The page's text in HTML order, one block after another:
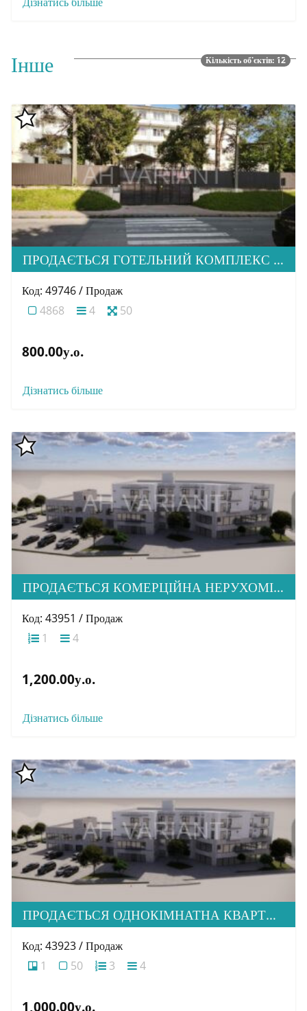
Інше Кількість об'єктів: 12
ПРОДАЄТЬСЯ ГОТЕЛЬНИЙ КОМПЛЕКС З ВЕЛИКОЮ ЗЕМЕЛЬНОЮ ДІЛЯНКОЮ РЕКРЕАЦІЙНОГО ПРИЗНАЧЕННЯМ В М. УЖГОРОД
Код: 49746 / Продаж
4868
4 50
800.00у.о.
Дізнатись більше
ПРОДАЄТЬСЯ КОМЕРЦІЙНА НЕРУХОМІСТЬ ПО ВУЛ. Б. ХМЕЛЬНИЦЬКОГО
Код: 43951 / Продаж
1
4
1,200.00у.о.
Дізнатись більше
ПРОДАЄТЬСЯ ОДНОКІМНАТНА КВАРТИРА ПО ВУЛ. Б. ХМЕЛЬНИЦЬКОГО
Код: 43923 / Продаж
1
50 3 4
1,000.00у.о.